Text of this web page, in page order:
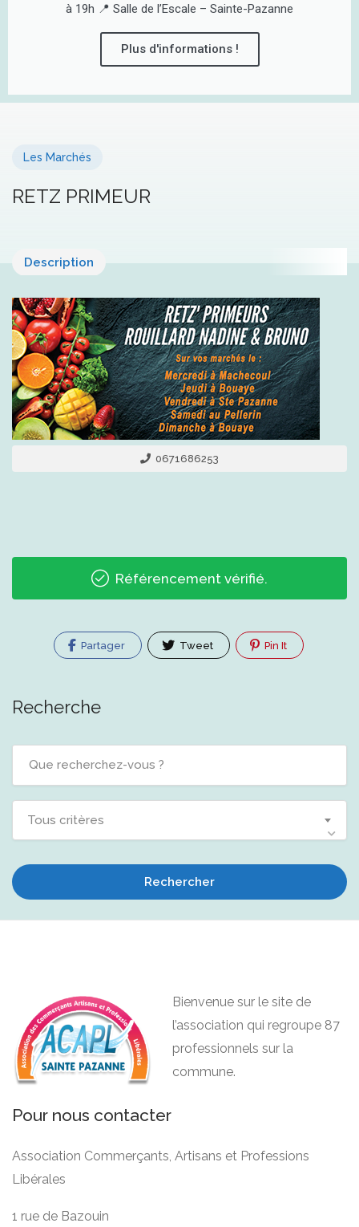
à 19h 📍 Salle de l’Escale – Sainte-Pazanne
Plus d'informations !
Les Marchés
RETZ PRIMEUR
Description
0671686253
Référencement vérifié.
Partager Tweet Pin It
Recherche
Tous critères
Rechercher
Bienvenue sur le site de
l’association qui regroupe 87
professionnels sur la
commune.
Pour nous contacter
Association Commerçants, Artisans et Professions
Libérales
1 rue de Bazouin